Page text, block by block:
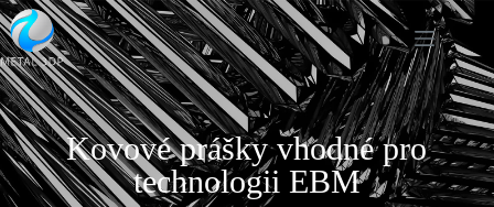
Kovové prášky vhodné pro
technologii EBM